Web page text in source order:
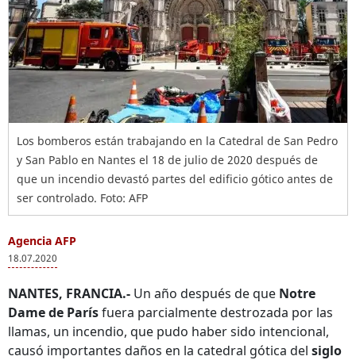
Los bomberos están trabajando en la Catedral de San Pedro
y San Pablo en Nantes el 18 de julio de 2020 después de
que un incendio devastó partes del edificio gótico antes de
ser controlado. Foto: AFP
Agencia AFP
18.07.2020
NANTES, FRANCIA.- Un año después de que Notre
Dame de Parísfuera parcialmente destrozada por las
llamas, un incendio, que pudo haber sido intencional,
causó importantes daños en la catedral gótica del siglo